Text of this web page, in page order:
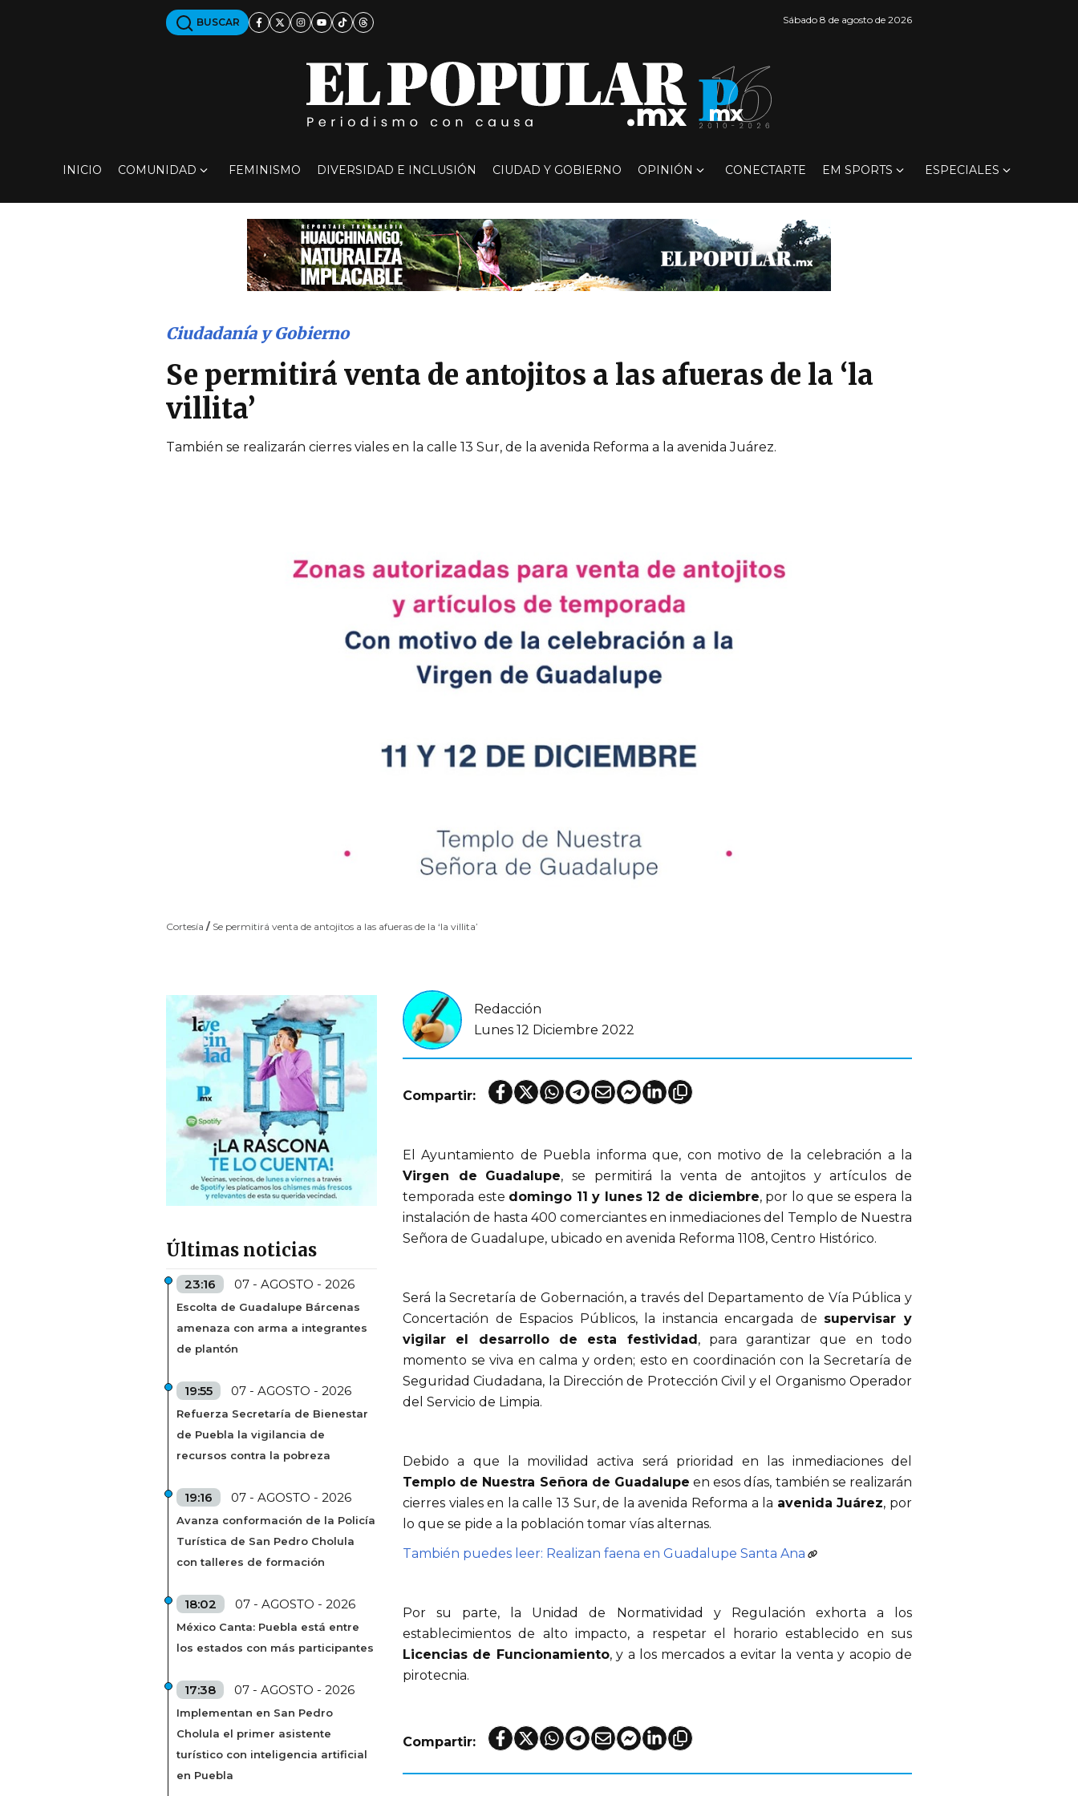
BUSCAR Sábado 8 de agosto de 2026
INICIO COMUNIDAD FEMINISMO DIVERSIDAD E INCLUSIÓN CIUDAD Y GOBIERNO OPINIÓN CONECTARTE EM SPORTS ESPECIALES
Cortesía / Se permitirá venta de antojitos a las afueras de la ‘la villita’
Ciudadanía y Gobierno
Se permitirá venta de antojitos a las afueras de la ‘la
villita’
También se realizarán cierres viales en la calle 13 Sur, de la avenida Reforma a la avenida Juárez.
Últimas noticias
23:16 07 - AGOSTO - 2026
Escolta de Guadalupe Bárcenas
amenaza con arma a integrantes
de plantón
19:55 07 - AGOSTO - 2026
Refuerza Secretaría de Bienestar
de Puebla la vigilancia de
recursos contra la pobreza
19:16 07 - AGOSTO - 2026
Avanza conformación de la Policía
Turística de San Pedro Cholula
con talleres de formación
18:02 07 - AGOSTO - 2026
México Canta: Puebla está entre
los estados con más participantes
17:38 07 - AGOSTO - 2026
Implementan en San Pedro
Cholula el primer asistente
turístico con inteligencia artificial
en Puebla
Redacción
Lunes 12 Diciembre 2022
Compartir:
El Ayuntamiento de Puebla informa que, con motivo de la celebración a la
Virgen de
Guadalupe, se permitirá la venta de antojitos y artículos de
temporada este domingo 11 y lunes 12 de diciembre, por lo que se espera la
instalación de hasta 400 comerciantes en inmediaciones del Templo de Nuestra
Señora de Guadalupe, ubicado en avenida Reforma 1108, Centro Histórico.
Será la Secretaría de Gobernación, a través del Departamento de Vía Pública y
Concertación de Espacios Públicos, la instancia encargada de supervisar y
vigilar el desarrollo de esta festividad, para garantizar que en todo
momento se viva en calma y orden; esto en coordinación con la Secretaría de
Seguridad Ciudadana, la Dirección de Protección Civil y el Organismo Operador
del Servicio de Limpia.
Debido a que la movilidad activa será prioridad en las inmediaciones del
Templo de Nuestra Señora de Guadalupe en esos días, también se realizarán
cierres viales en la calle 13 Sur, de la avenida Reforma a la avenida Juárez, por
lo que se pide a la población tomar vías alternas.
También puedes leer: Realizan faena en Guadalupe Santa Ana
Por su parte, la Unidad de Normatividad y Regulación exhorta a los
establecimientos de alto impacto, a respetar el horario establecido en sus
Licencias de Funcionamiento, y a los mercados a evitar la venta y acopio de
pirotecnia.
Compartir: